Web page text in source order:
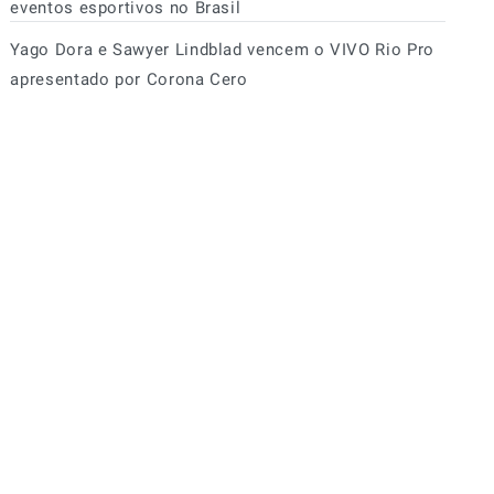
eventos esportivos no Brasil
Yago Dora e Sawyer Lindblad vencem o VIVO Rio Pro
apresentado por Corona Cero